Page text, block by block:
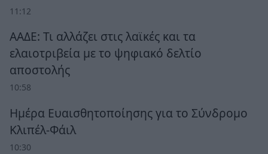
11:12
ΑΑΔΕ: Τι αλλάζει στις λαϊκές και τα
ελαιοτριβεία με το ψηφιακό δελτίο
αποστολής
10:58
Ημέρα Ευαισθητοποίησης για το Σύνδρομο
Κλιπέλ-Φάιλ
10:30